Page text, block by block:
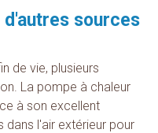
sources
de vie, plusieurs
La pompe à chaleur
à son excellent
dans l'air extérieur pour